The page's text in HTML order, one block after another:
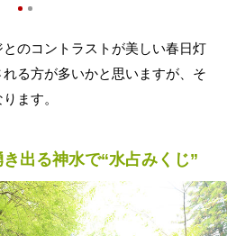
のコントラストが美しい春日灯
る方が多いかと思いますが、そ
ます。
き出る神水で“水占みくじ”